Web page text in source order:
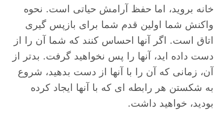
خانه بروید، اما حفظ آرامش حیاتی است. نحوه
واکنش شما اولین قدم شما برای بازپس گیری
اتاق است. اگر آنها احساس کنند که شما آن را از
دست داده اید، آنها را پس نخواهید گرفت. بدتر از
آن، زمانی که آن را با آنها از دست بدهید، شروع
به شکستن هر رابطه ای که با آنها ایجاد کرده
بودید، خواهید داشت.